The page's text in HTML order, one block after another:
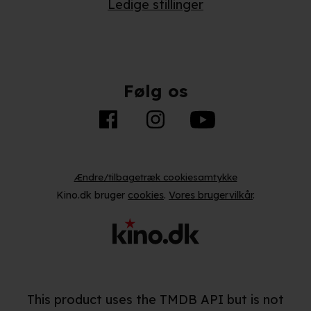
unikke karakteristika (fingerprinting)
Vi bruger egne cookies og cookies fra tredjeparter til at
optimere dit besøg på vores hjemmeside. Det gør vi for
Når vi anvender cookies, behandler vi kortvarigt din IP-
Du kan læse mere om vores brug af cookies og
behandling af dine personoplysninger i både vores
Ledige stillinger
Følg os
Ændre/tilbagetræk cookiesamtykke
Kino.dk bruger cookies. Vores brugervilkår.
This product uses the TMDB API but is not